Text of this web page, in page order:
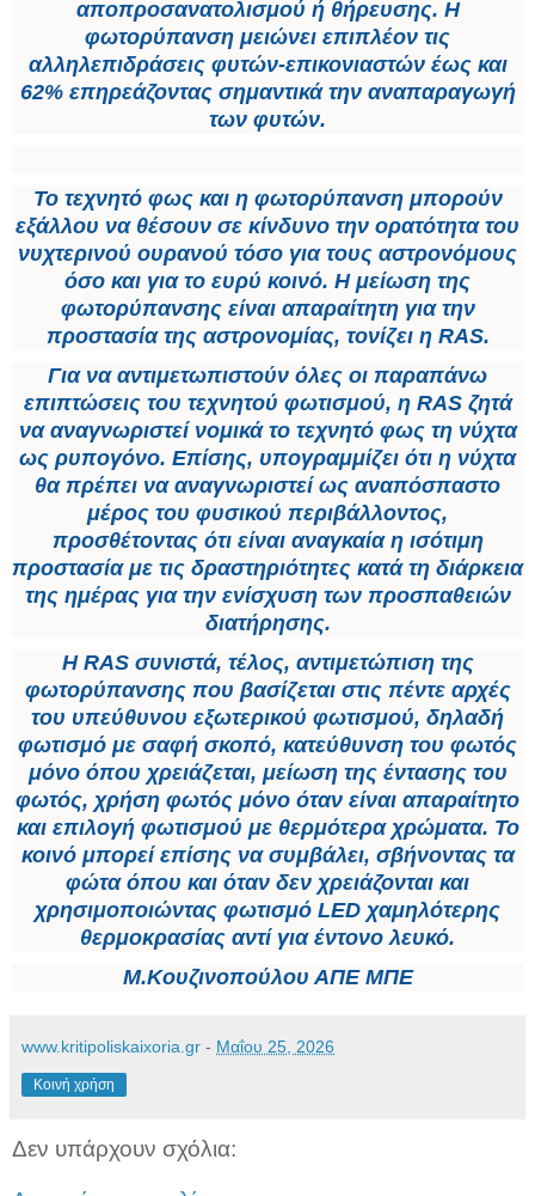
αποπροσανατολισμού ή θήρευσης. Η
φωτορύπανση μειώνει επιπλέον τις
αλληλεπιδράσεις φυτών-επικονιαστών έως και
62% επηρεάζοντας σημαντικά την αναπαραγωγή
των φυτών.
Το τεχνητό φως και η φωτορύπανση μπορούν
εξάλλου να θέσουν σε κίνδυνο την ορατότητα του
νυχτερινού ουρανού τόσο για τους αστρονόμους
όσο και για το ευρύ κοινό. Η μείωση της
φωτορύπανσης είναι απαραίτητη για την
προστασία της αστρονομίας, τονίζει η RAS.
Για να αντιμετωπιστούν όλες οι παραπάνω
επιπτώσεις του τεχνητού φωτισμού, η RAS ζητά
να αναγνωριστεί νομικά το τεχνητό φως τη νύχτα
ως ρυπογόνο. Επίσης, υπογραμμίζει ότι η νύχτα
θα πρέπει να αναγνωριστεί ως αναπόσπαστο
μέρος του φυσικού περιβάλλοντος,
προσθέτοντας ότι είναι αναγκαία η ισότιμη
προστασία με τις δραστηριότητες κατά τη διάρκεια
της ημέρας για την ενίσχυση των προσπαθειών
διατήρησης.
Η RAS συνιστά, τέλος, αντιμετώπιση της
φωτορύπανσης που βασίζεται στις πέντε αρχές
του υπεύθυνου εξωτερικού φωτισμού, δηλαδή
φωτισμό με σαφή σκοπό, κατεύθυνση του φωτός
μόνο όπου χρειάζεται, μείωση της έντασης του
φωτός, χρήση φωτός μόνο όταν είναι απαραίτητο
και επιλογή φωτισμού με θερμότερα χρώματα. Το
κοινό μπορεί επίσης να συμβάλει, σβήνοντας τα
φώτα όπου και όταν δεν χρειάζονται και
χρησιμοποιώντας φωτισμό LED χαμηλότερης
θερμοκρασίας αντί για έντονο λευκό.
Μ.Κουζινοπούλου ΑΠΕ ΜΠΕ
www.kritipoliskaixoria.gr - Μαΐου 25, 2026
Κοινή χρήση
Δεν υπάρχουν σχόλια: